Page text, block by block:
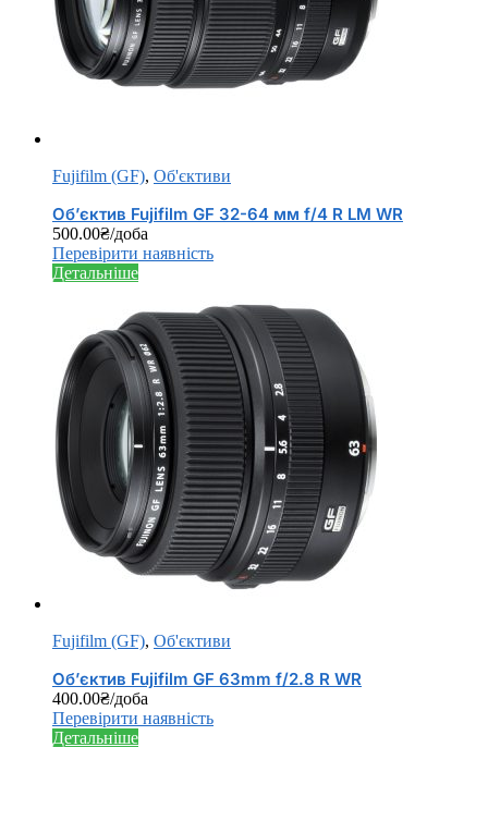
Fujifilm (GF), Об'єктиви
Об’єктив Fujifilm GF 32-64 мм f/4 R LM WR
500.00₴/доба
Перевірити наявність
Детальніше
Fujifilm (GF), Об'єктиви
Об’єктив Fujifilm GF 63mm f/2.8 R WR
400.00₴/доба
Перевірити наявність
Детальніше